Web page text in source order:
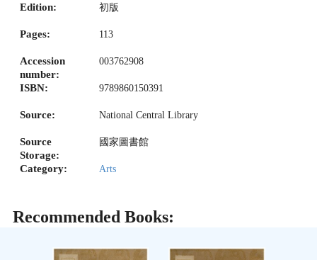
Edition: 初版
Pages: 113
Accession
number:
003762908
ISBN: 9789860150391
Source: National Central Library
Source
Storage:
國家圖書館
Category: Arts
Recommended Books: